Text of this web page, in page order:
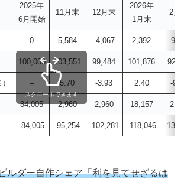
2025年
6月開始
11月末 12月末
2026年
1月末
2月
0 5,584 -4,067 2,392 -
100,000 103,551 99,484 101,876
– 5.70 -3.93 2.40 -
84,005 2,960 2,960 18,157
-84,005 -95,254 -102,281 -118,046 -
スクロールできます
ルダー自作シェア「利を見てせざるは